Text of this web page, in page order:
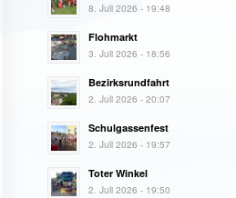
8. Juli 2026 - 19:48
Flohmarkt
3. Juli 2026 - 18:56
Bezirksrundfahrt
2. Juli 2026 - 20:07
Schulgassenfest
2. Juli 2026 - 19:57
Toter Winkel
2. Juli 2026 - 19:50